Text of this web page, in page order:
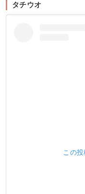
タチウオ
この